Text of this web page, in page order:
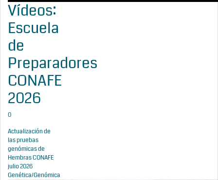
Vídeos:
Escuela
de
Preparadores
CONAFE
2026
0
Actualización de
las pruebas
genómicas de
Hembras CONAFE
julio 2026
Genética/Genómica